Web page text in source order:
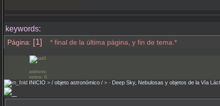
keywords:
Página: [1] * final de la última página, y fin de tema.*
astrons:
votos: 0
INICIO > / objeto astronómico / > · Deep Sky, Nebulosas y objetos de la Vía